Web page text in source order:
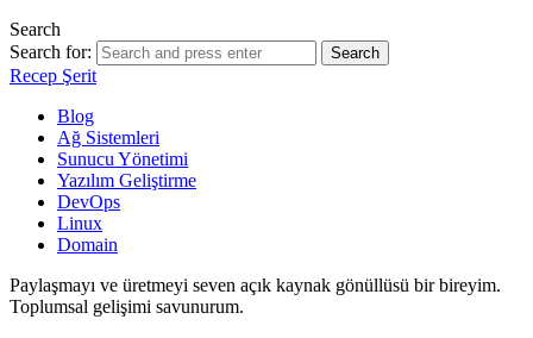
Search
Search for:
Search
Recep Şerit
Blog
Ağ Sistemleri
Sunucu Yönetimi
Yazılım Geliştirme
DevOps
Linux
Domain
Paylaşmayı ve üretmeyi seven açık kaynak gönüllüsü bir bireyim.
Toplumsal gelişimi savunurum.